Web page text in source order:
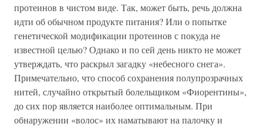
протеинов в чистом виде. Так, может быть, речь должна
идти об обычном продукте питания? Или о попытке
генетической модификации протеинов с покуда не
известной целью? Однако и по сей день никто не может
утверждать, что раскрыл загадку «небесного снега».
Примечательно, что способ сохранения полупрозрачных
нитей, случайно открытый болельщиком «Фиорентины»,
до сих пор является наиболее оптимальным. При
обнаружении «волос» их наматывают на палочку и